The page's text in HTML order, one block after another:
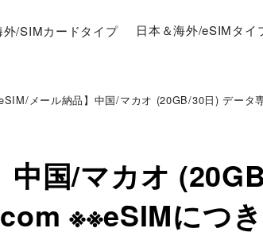
外/SIMカードタイプ 日本＆海外/eSIMタイ
メール納品】中国/マカオ (20GB/30日) デー
国/マカオ
※※eSIMにつ